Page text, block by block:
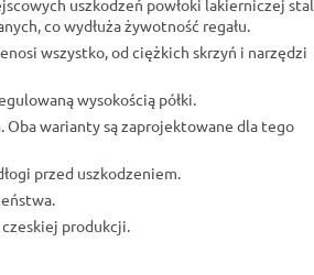
uszkodzeń powłoki lakierniczej stal
co wydłuża żywotność regału.
wszystko, od ciężkich skrzyń i narzędzi
wysokością półki.
. Oba warianty są zaprojektowane dla tego
przed uszkodzeniem.
produkcji.